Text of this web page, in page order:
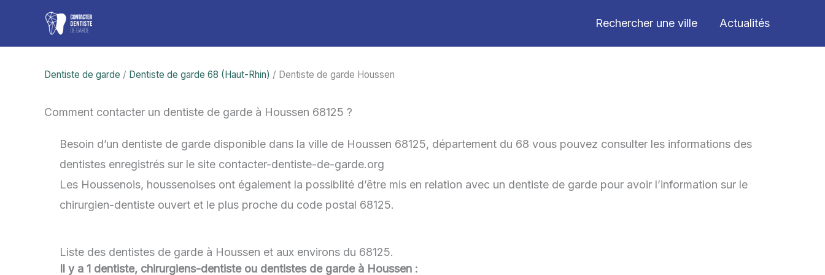
contenu
Rechercher une ville Actualités
Dentiste de garde / Dentiste de garde 68 (Haut-Rhin) / Dentiste de garde Houssen
Comment contacter un dentiste de garde à Houssen 68125 ?
Besoin d’un dentiste de garde disponible dans la ville de Houssen 68125, département du 68 vous pouvez consulter les informations des
dentistes enregistrés sur le site contacter-dentiste-de-garde.org
Les Houssenois, houssenoises ont également la possiblité d’être mis en relation avec un dentiste de garde pour avoir l’information sur le
chirurgien-dentiste ouvert et le plus proche du code postal 68125.
Liste des dentistes de garde à Houssen et aux environs du 68125.
Il y a 1 dentiste, chirurgiens-dentiste ou dentistes de garde à Houssen :